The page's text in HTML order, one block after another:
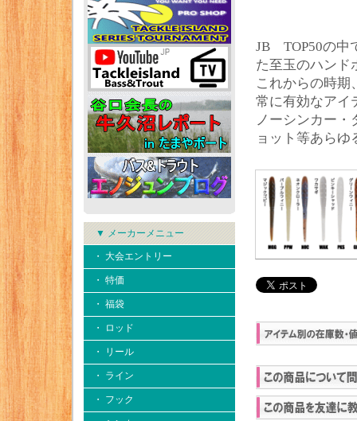
▼ メーカーメニュー
・ 大会エントリー
・ 特価
・ 福袋
・ ロッド
・ リール
・ ライン
・ フック
JB TOP50の中
た至玉のハンド
これからの時期
常に有効なアイ
ノーシンカー
ョット等あら